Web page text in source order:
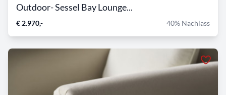
Outdoor- Sessel Bay Lounge...
€ 2.970,- 40% Nachlass